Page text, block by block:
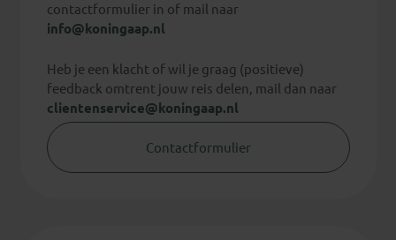
contactformulier in of mail naar
info@koningaap.nl
Heb je een klacht of wil je graag (positieve)
feedback omtrent jouw reis delen, mail dan naar
clientenservice@koningaap.nl
Contactformulier